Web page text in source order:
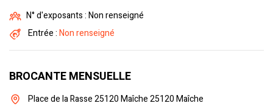
N° d'exposants : Non renseigné
Entrée :Non renseigné
BROCANTE MENSUELLE
Place de la Rasse 25120 Maîche 25120 Maîche